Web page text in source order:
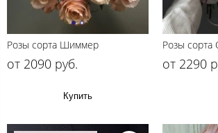
Розы сорта Шиммер
от 2090 руб.
Купить
Розы сорта
от 2290